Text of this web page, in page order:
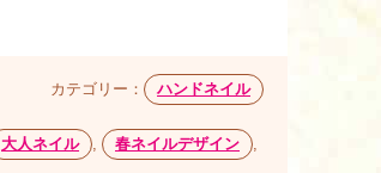
カテゴリー： ハンドネイル
大人ネイル , 春ネイルデザイン ,